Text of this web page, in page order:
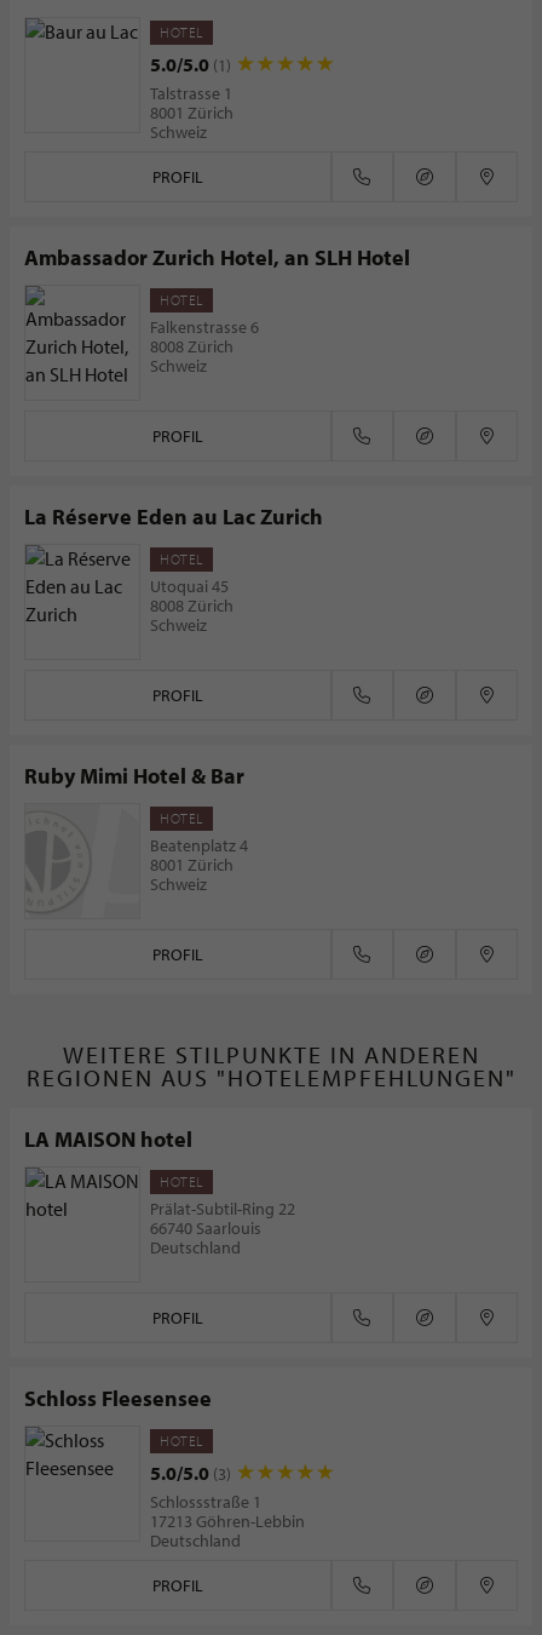
HOTEL
5.0/5.0 (1)
Talstrasse 1
8001 Zürich
Schweiz
PROFIL
Ambassador Zurich Hotel, an SLH Hotel
HOTEL
Falkenstrasse 6
8008 Zürich
Schweiz
PROFIL
La Réserve Eden au Lac Zurich
HOTEL
Utoquai 45
8008 Zürich
Schweiz
PROFIL
Ruby Mimi Hotel & Bar
HOTEL
Beatenplatz 4
8001 Zürich
Schweiz
PROFIL
WEITERE STILPUNKTE IN ANDEREN
REGIONEN AUS "HOTELEMPFEHLUNGEN"
LA MAISON hotel
HOTEL
Prälat-Subtil-Ring 22
66740 Saarlouis
Deutschland
PROFIL
Schloss Fleesensee
HOTEL
5.0/5.0 (3)
Schlossstraße 1
17213 Göhren-Lebbin
Deutschland
PROFIL